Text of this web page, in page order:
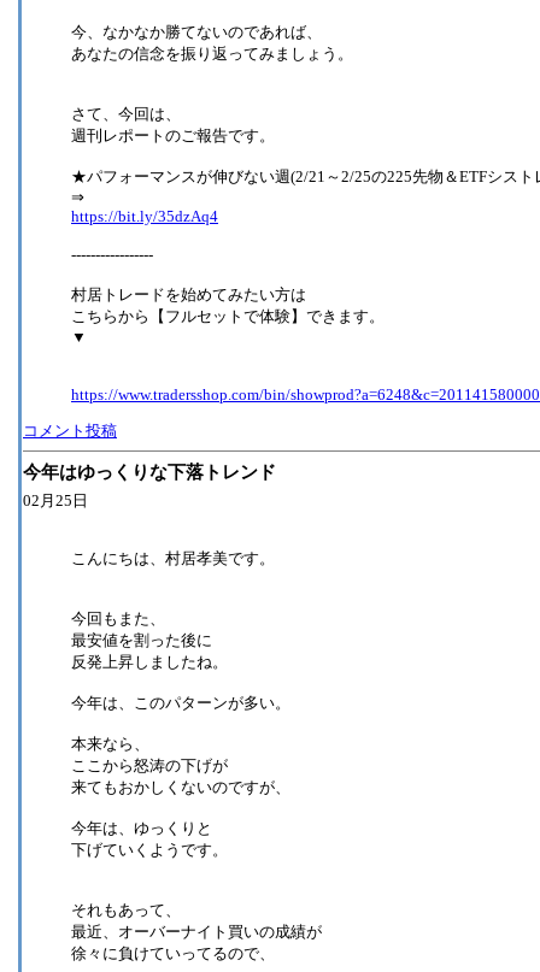
今、なかなか勝てないのであれば、
あなたの信念を振り返ってみましょう。
さて、今回は、
週刊レポートのご報告です。
★パフォーマンスが伸びない週(2/21～2/25の225先物＆ETFシスト
⇒
https://bit.ly/35dzAq4
-----------------
村居トレードを始めてみたい方は
こちらから【フルセットで体験】できます。
▼
https://www.tradersshop.com/bin/
コメント投稿
今年はゆっくりな下落トレンド
02月25日
こんにちは、村居孝美です。
今回もまた、
最安値を割った後に
反発上昇しましたね。
今年は、このパターンが多い。
本来なら、
ここから怒涛の下げが
来てもおかしくないのですが、
今年は、ゆっくりと
下げていくようです。
それもあって、
最近、オーバーナイト買いの成績が
徐々に負けていってるので、